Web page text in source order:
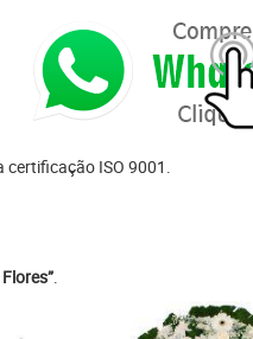
certificação ISO 9001.
.